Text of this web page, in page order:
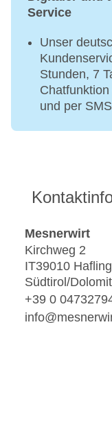
Service
Unser
Stunden, 7
und per
Mesnerwirt
Kirchweg 2
IT39010 Hafling
Südtirol/
+39 0